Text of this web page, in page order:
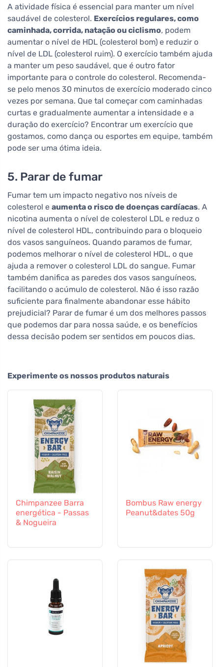
A atividade física é essencial para manter um nível
saudável de colesterol. Exercícios regulares, como
caminhada, corrida, natação ou ciclismo, podem
aumentar o nível de HDL (colesterol bom) e reduzir o
nível de LDL (colesterol ruim). O exercício também ajuda
a manter um peso saudável, que é outro fator
importante para o controle do colesterol. Recomenda-
se pelo menos 30 minutos de exercício moderado cinco
vezes por semana. Que tal começar com caminhadas
curtas e gradualmente aumentar a intensidade e a
duração do exercício? Encontrar um exercício que
gostamos, como dança ou esportes em equipe, também
pode ser uma ótima ideia.
5. Parar de fumar
Fumar tem um impacto negativo nos níveis de
colesterol e aumenta o risco de doenças cardíacas. A
nicotina aumenta o nível de colesterol LDL e reduz o
nível de colesterol HDL, contribuindo para o bloqueio
dos vasos sanguíneos. Quando paramos de fumar,
podemos melhorar o nível de colesterol HDL, o que
ajuda a remover o colesterol LDL do sangue. Fumar
também danifica as paredes dos vasos sanguíneos,
facilitando o acúmulo de colesterol. Não é isso razão
suficiente para finalmente abandonar esse hábito
prejudicial? Parar de fumar é um dos melhores passos
que podemos dar para nossa saúde, e os benefícios
dessa decisão podem ser sentidos em poucos dias.
Experimente os nossos produtos naturais
Chimpanzee Barra
energética - Passas
& Nogueira
Bombus Raw energy
Peanut&dates 50g